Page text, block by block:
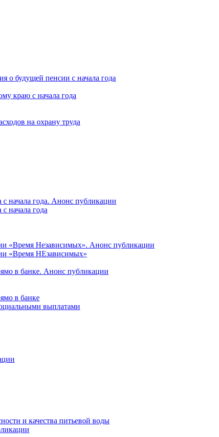
о будущей пенсии с начала года
краю с начала года
на охрану труда
начала года. Анонс публикации
начала года
«Время Независимых». Анонс публикации
«Время НЕзависимых»
в банке. Анонс публикации
в банке
выплатами
и качества питьевой воды